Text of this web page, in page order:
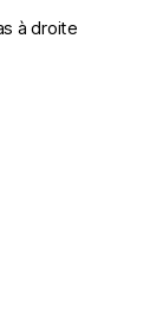
à droite